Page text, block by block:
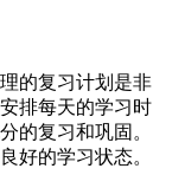
的复习计划是非
排每天的学习时
的复习和巩固。
好的学习状态。